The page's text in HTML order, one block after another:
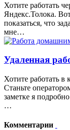
Хотите работать
Яндекс.Толока.
показаться, что
мне…
Удаленная
Хотите работать
Станьте
заметке я
…
Комментарии